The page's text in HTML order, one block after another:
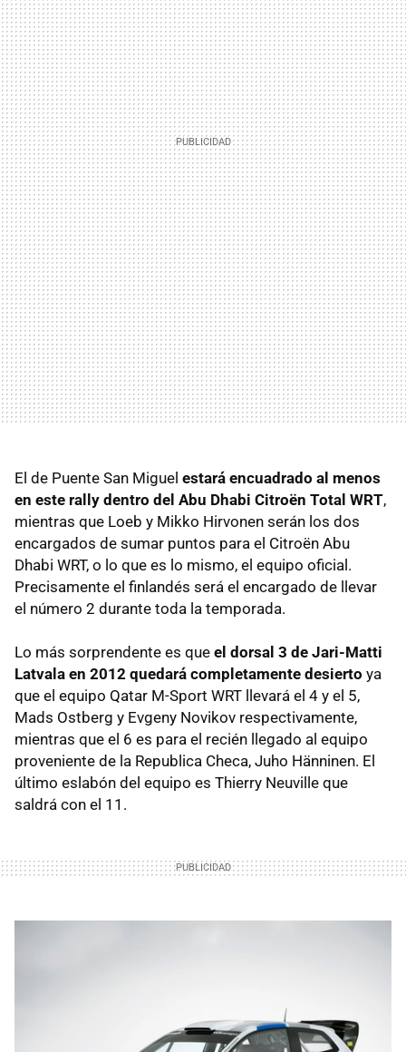
El de Puente San Miguel estará encuadrado al menos
en este rally dentro del Abu Dhabi Citroën Total WRT,
mientras que Loeb y Mikko Hirvonen serán los dos
encargados de sumar puntos para el Citroën Abu
Dhabi WRT, o lo que es lo mismo, el equipo oficial.
Precisamente el finlandés será el encargado de llevar
el número 2 durante toda la temporada.
Lo más sorprendente es que el dorsal 3 de Jari-Matti
Latvala en 2012 quedará completamente desierto ya
que el equipo Qatar M-Sport WRT llevará el 4 y el 5,
Mads Ostberg y Evgeny Novikov respectivamente,
mientras que el 6 es para el recién llegado al equipo
proveniente de la Republica Checa, Juho Hänninen. El
último eslabón del equipo es Thierry Neuville que
saldrá con el 11.